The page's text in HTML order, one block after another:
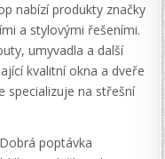
nabízí produkty značky
a stylovými řešeními.
umyvadla a další
kvalitní okna a dveře
specializuje na střešní
poptávka